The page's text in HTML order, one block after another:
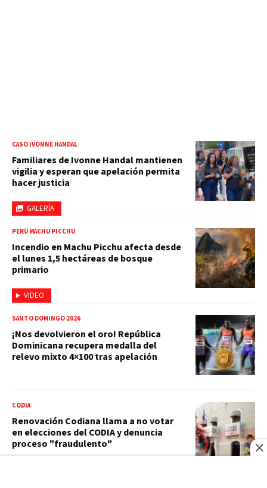
GALERÍA
CASO IVONNE HANDAL
Familiares de Ivonne Handal mantienen
vigilia y esperan que apelación permita
hacer justicia
VIDEO
PERÚ MACHU PICCHU
Incendio en Machu Picchu afecta desde
el lunes 1,5 hectáreas de bosque
primario
SANTO DOMINGO 2026
¡Nos devolvieron el oro! República
Dominicana recupera medalla del
relevo mixto 4×100 tras apelación
CODIA
Renovación Codiana llama a no votar
en elecciones del CODIA y denuncia
proceso "fraudulento"